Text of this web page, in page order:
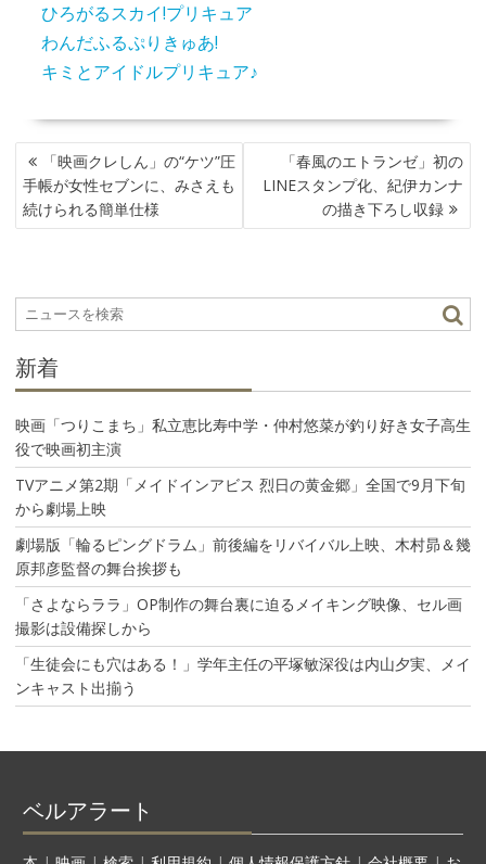
ひろがるスカイ!プリキュア
わんだふるぷりきゅあ!
キミとアイドルプリキュア♪
投
稿
ナ
ビ
シ
ョ
「映画クレしん」の“ケツ”圧
手帳が女性セブンに、みさえも
続けられる簡単仕様
「春風のエトランゼ」初の
LINEスタンプ化、紀伊カンナ
の描き下ろし収録
新着
映画「つりこまち」私立恵比寿中学・仲村悠菜が釣り好き女子高生
役で映画初主演
TVアニメ第2期「メイドインアビス 烈日の黄金郷」全国で9月下旬
から劇場上映
劇場版「輪るピングドラム」前後編をリバイバル上映、木村昴＆幾
原邦彦監督の舞台挨拶も
「さよならララ」OP制作の舞台裏に迫るメイキング映像、セル画
撮影は設備探しから
「生徒会にも穴はある！」学年主任の平塚敏深役は内山夕実、メイ
ンキャスト出揃う
ベルアラート